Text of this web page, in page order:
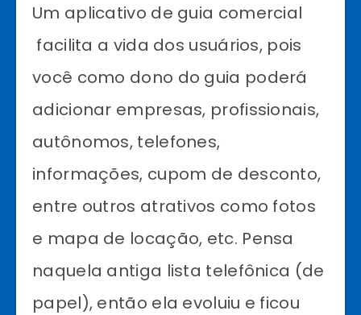
Um aplicativo de guia comercial
facilita a vida dos usuários, pois
você como dono do guia poderá
adicionar empresas, profissionais,
autônomos, telefones,
informações, cupom de desconto,
entre outros atrativos como fotos
e mapa de locação, etc. Pensa
naquela antiga lista telefônica (de
papel), então ela evoluiu e ficou